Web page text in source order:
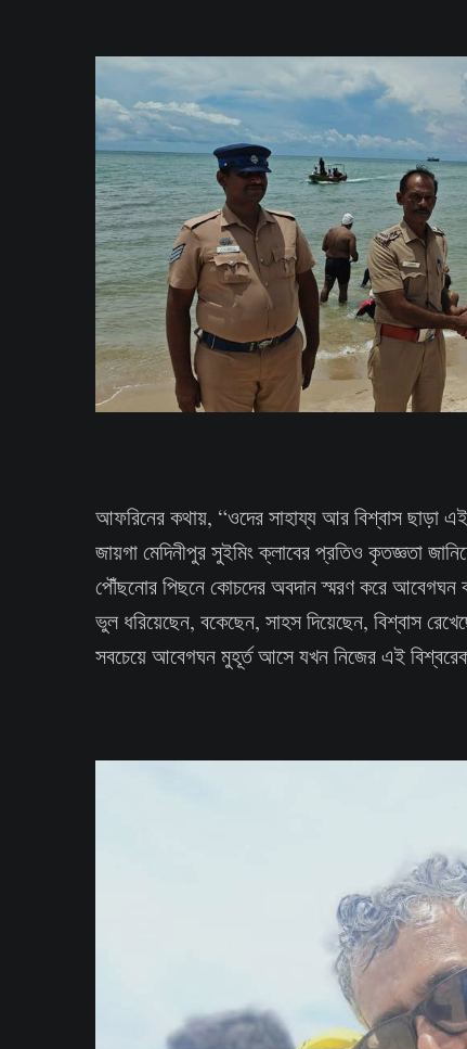
আফরিনের কথায়, “ওদের সাহায্য আর বিশ্বাস ছাড়া
জায়গা মেদিনীপুর সুইমিং ক্লাবের প্রতিও কৃতজ্ঞতা
পৌঁছনোর পিছনে কোচদের অবদান স্মরণ করে আবেগঘন
ভুল ধরিয়েছেন, বকেছেন, সাহস দিয়েছেন, বিশ্বাস
সবচেয়ে আবেগঘন মুহূর্ত আসে যখন নিজের এই